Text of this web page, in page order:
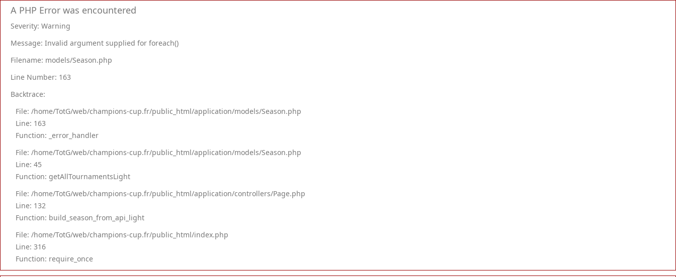
A PHP Error was encountered
Severity: Warning
Message: Invalid argument supplied for foreach()
Filename: models/Season.php
Line Number: 163
Backtrace:
File: /home/TotG/web/champions-cup.fr/public_html/application/models/Season.php
Line: 163
Function: _error_handler
File: /home/TotG/web/champions-cup.fr/public_html/application/models/Season.php
Line: 45
Function: getAllTournamentsLight
File: /home/TotG/web/champions-cup.fr/public_html/application/controllers/Page.php
Line: 132
Function: build_season_from_api_light
File: /home/TotG/web/champions-cup.fr/public_html/index.php
Line: 316
Function: require_once